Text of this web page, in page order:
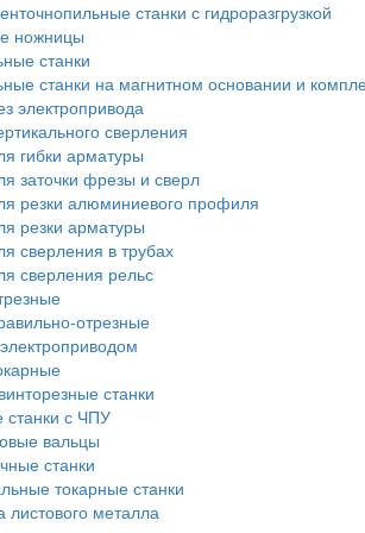
станки с гидроразгрузкой
ножницы
станки
станки на магнитном основании и
электропривода
сверления
гибки арматуры
заточки фрезы и сверл
резки алюминиевого профиля
резки арматуры
сверления в трубах
сверления рельс
отрезные
станки
станки с ЧПУ
вальцы
станки
токарные станки
листового металла